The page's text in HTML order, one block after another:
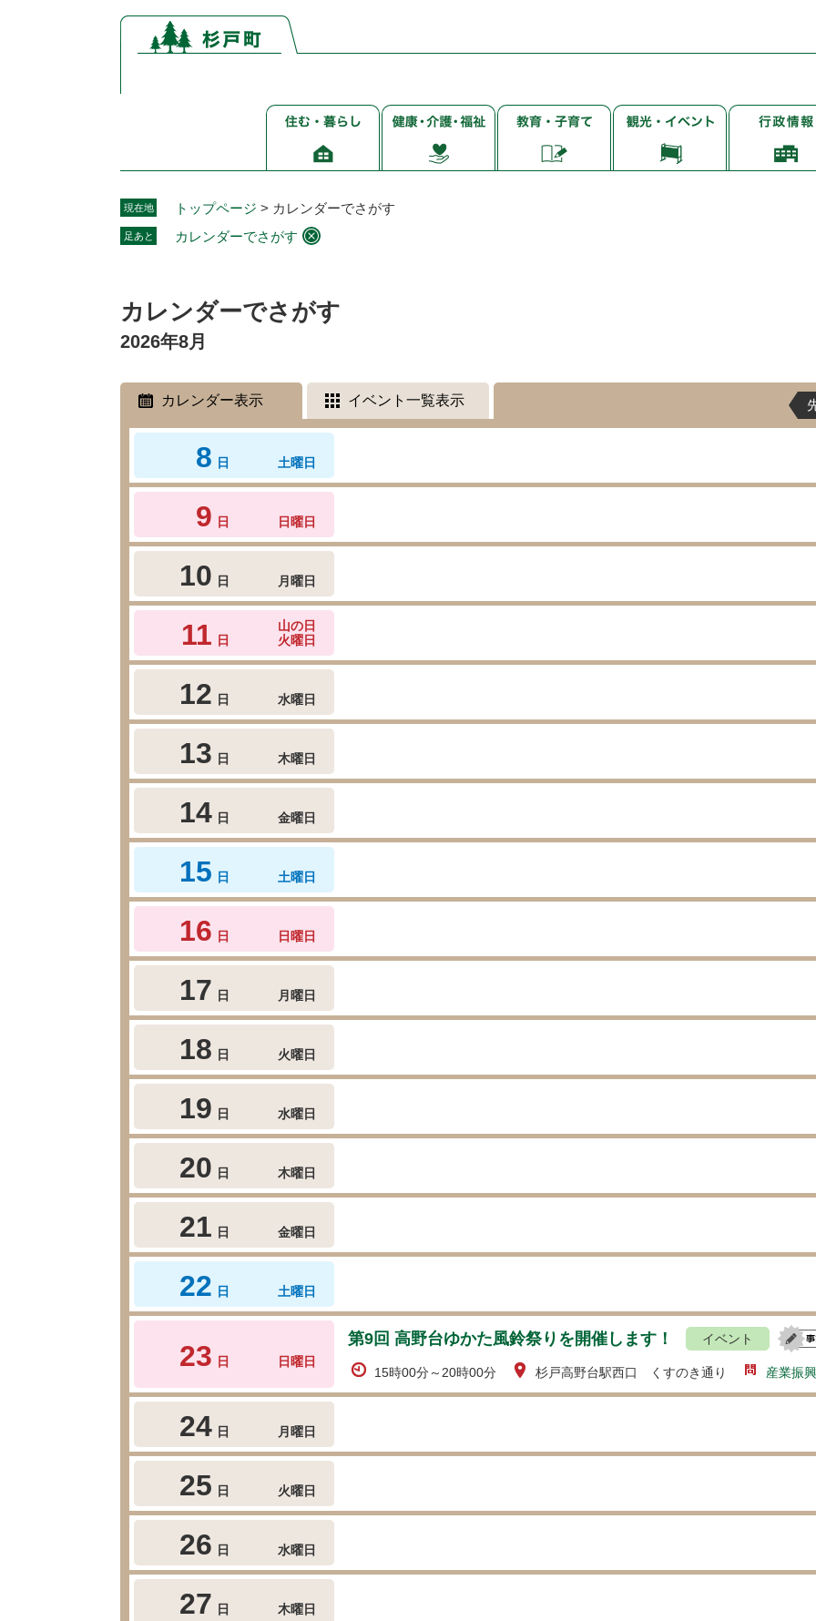
住
し
健
福
子
観
行
現在地 トップページ > カレンダーでさがす
足あと カレンダーでさがす
文
カレンダーでさがす
2026年8月
カレンダー表示 イベント一覧表示
8 日 土曜日
9 日 日曜日
10 日 月曜日
11 日
山の日
火曜日
12 日 水曜日
13 日 木曜日
14 日 金曜日
15 日 土曜日
16 日 日曜日
17 日 月曜日
18 日 火曜日
19 日 水曜日
20 日 木曜日
21 日 金曜日
22 日 土曜日
23 日 日曜日
第9回 高野台ゆかた風鈴祭りを開催します！ イベント
15時00分～20時00分 杉戸高野台駅西口 くすのき通り 産業振
24 日 月曜日
25 日 火曜日
26 日 水曜日
27 日 木曜日